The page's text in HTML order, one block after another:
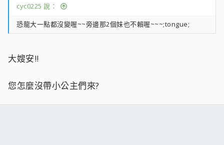
cyc0225 說：
恐龍大一點都沒變喔~~旁邊那2個妹也不賴喔~~~;tongue;
大嫂安!!
您怎麼沒帶小公主們來?